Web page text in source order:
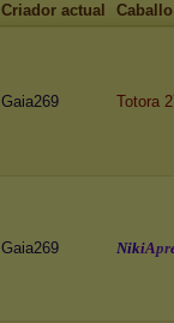
Criador actual Caballo
Gaia269 Totora
Gaia269 NikiApr